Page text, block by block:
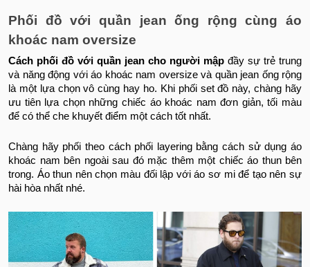
Phối đồ với quần jean ống rộng cùng áo
khoác nam oversize
Cách phối đồ với quần jean cho người mập đầy sự trẻ trung
và năng động với áo khoác nam oversize và quần jean ống rộng
là một lựa chọn vô cùng hay ho. Khi phối set đồ này, chàng hãy
ưu tiên lựa chọn những chiếc áo khoác nam đơn giản, tối màu
để có thể che khuyết điểm một cách tốt nhất.
Chàng hãy phối theo cách phối layering bằng cách sử dụng áo
khoác nam bên ngoài sau đó mặc thêm một chiếc áo thun bên
trong. Áo thun nên chọn màu đối lập với áo sơ mi để tạo nên sự
hài hòa nhất nhé.